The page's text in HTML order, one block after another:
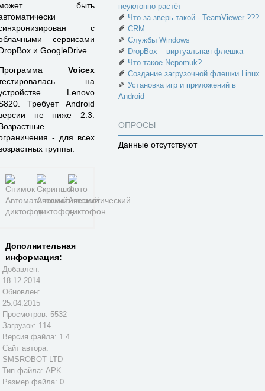
быть
с
сервисами
и GoogleDrive.
Voicex
на
Lenovo
Требует Android
не ниже 2.3.
- для всех
группы.
Дополнительная
информация:
Добавлен:
18.12.2014
Обновлен:
25.04.2015
Просмотров: 5532
Загрузок: 114
Версия файла: 1.4
Сайт автора:
SMSROBOT LTD
Тип файла: APK
Размер файла: 0
неуклонно растёт
✐ Что за зверь такой - TeamViewer ???
✐ CRM
✐ Службы Windows
✐ DropBox – виртуальная флешка
✐ Что такое Nepomuk?
✐ Создание загрузочной флешки Linux
✐ Установка игр и приложений в
Android
ОПРОСЫ
Данные отсутствуют